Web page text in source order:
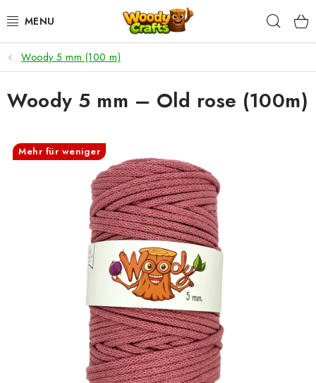
Inhalt
HÄKELN
FLECHTEN
ZUBEHÖR ZUM HÄKELN
WOODY PREMIUM 5 MM
Nachhaltigkeit
Rücksendungen und Reklamationen
Kontakt
Datenschutzerklärung
Impressum
Woody 5 mm (100 m)
Woody 5 mm – Old rose (100m)
Mehr für weniger